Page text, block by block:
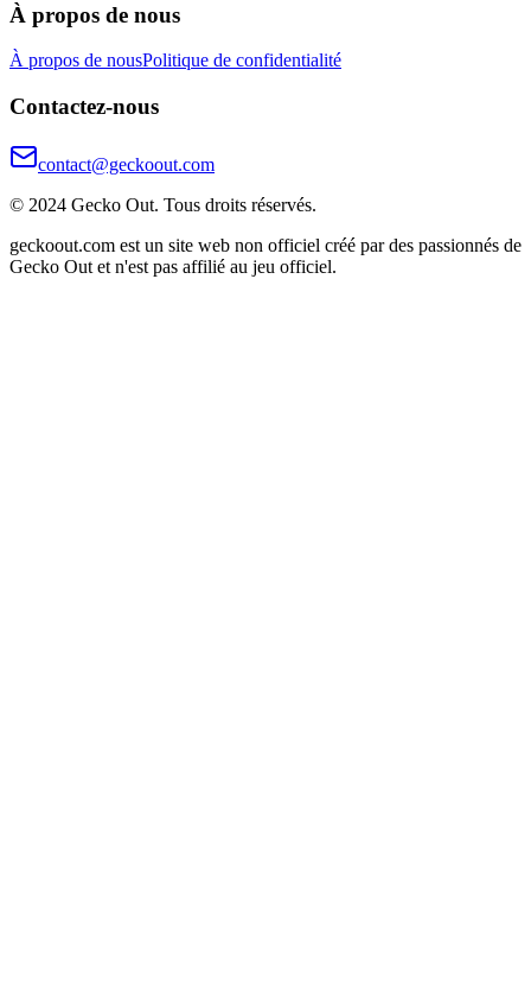
À propos de nous
À propos de nousPolitique de confidentialité
Contactez-nous
contact@geckoout.com
© 2024 Gecko Out. Tous droits réservés.
geckoout.com est un site web non officiel créé par des passionnés de
Gecko Out et n'est pas affilié au jeu officiel.